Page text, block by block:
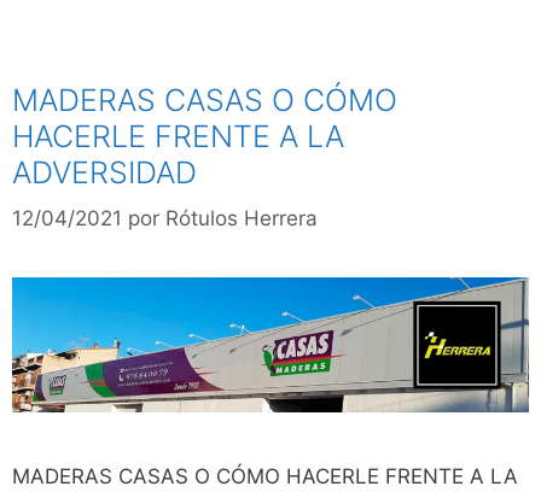
MADERAS CASAS O CÓMO
HACERLE FRENTE A LA
ADVERSIDAD
12/04/2021 por Rótulos Herrera
MADERAS CASAS O CÓMO HACERLE FRENTE A LA